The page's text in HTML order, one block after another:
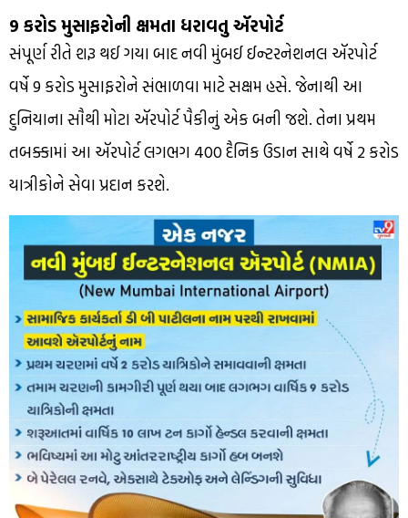
9 કરોડ મુસાફરોની ક્ષમતા ધરાવતુ ઍરપોર્ટ
સંપૂર્ણ રીતે શરૂ થઈ ગયા બાદ નવી મુંબઈ ઈન્ટરનેશનલ ઍરપોર્ટ
વર્ષે 9 કરોડ મુસાફરોને સંભાળવા માટે સક્ષમ હસે. જેનાથી આ
દુનિયાના સૌથી મોટા ઍરપોર્ટ પૈકીનું એક બની જશે. તેના પ્રથમ
તબક્કામાં આ ઍરપોર્ટ લગભગ 400 દૈનિક ઉડાન સાથે વર્ષે 2 કરોડ
યાત્રીકોને સેવા પ્રદાન કરશે.